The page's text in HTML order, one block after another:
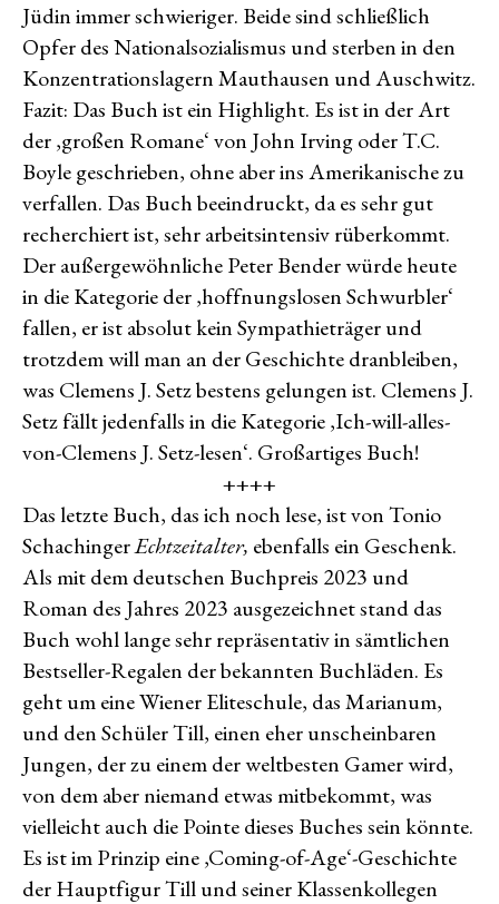
Jüdin immer schwieriger. Beide sind schließlich
Opfer des Nationalsozialismus und sterben in den
Konzentrationslagern Mauthausen und Auschwitz.
Fazit: Das Buch ist ein Highlight. Es ist in der Art
der ‚großen Romane‘ von John Irving oder T.C.
Boyle geschrieben, ohne aber ins Amerikanische zu
verfallen. Das Buch beeindruckt, da es sehr gut
recherchiert ist, sehr arbeitsintensiv rüberkommt.
Der außergewöhnliche Peter Bender würde heute
in die Kategorie der ‚hoffnungslosen Schwurbler‘
fallen, er ist absolut kein Sympathieträger und
trotzdem will man an der Geschichte dranbleiben,
was Clemens J. Setz bestens gelungen ist. Clemens J.
Setz fällt jedenfalls in die Kategorie ‚Ich-will-alles-
von-Clemens J. Setz-lesen‘. Großartiges Buch!
++++
Das letzte Buch, das ich noch lese, ist von Tonio
SchachingerEchtzeitalter, ebenfalls ein Geschenk.
Als mit dem deutschen Buchpreis 2023 und
Roman des Jahres 2023 ausgezeichnet stand das
Buch wohl lange sehr repräsentativ in sämtlichen
Bestseller-Regalen der bekannten Buchläden. Es
geht um eine Wiener Eliteschule, das Marianum,
und den Schüler Till, einen eher unscheinbaren
Jungen, der zu einem der weltbesten Gamer wird,
von dem aber niemand etwas mitbekommt, was
vielleicht auch die Pointe dieses Buches sein könnte.
Es ist im Prinzip eine ‚Coming-of-Age‘-Geschichte
der Hauptfigur Till und seiner Klassenkollegen